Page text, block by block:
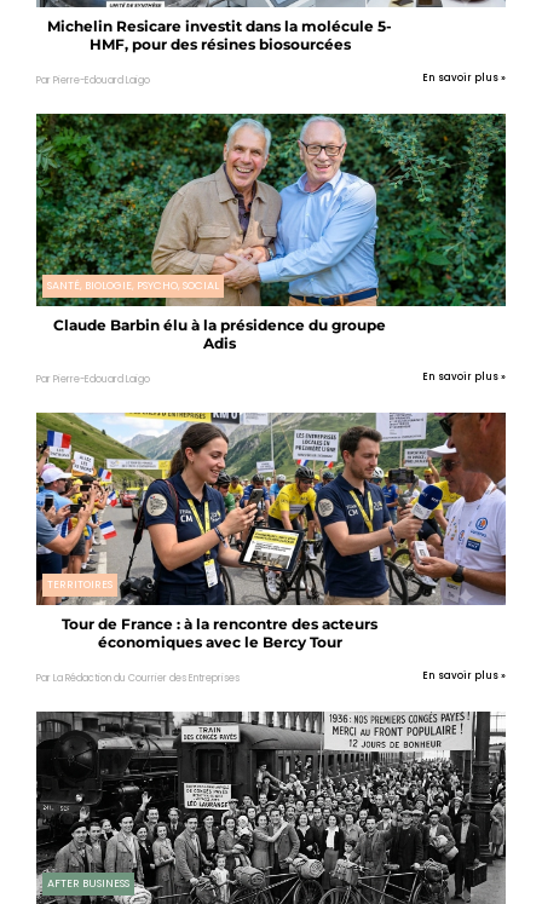
Michelin Resicare investit dans la molécule 5-
HMF, pour des résines biosourcées
Par Pierre-Edouard Laigo En savoir plus »
SANTÉ, BIOLOGIE, PSYCHO, SOCIAL
Claude Barbin élu à la présidence du groupe
Adis
Par Pierre-Edouard Laigo En savoir plus »
TERRITOIRES
Tour de France : à la rencontre des acteurs
économiques avec le Bercy Tour
Par La Rédaction du Courrier des Entreprises En savoir plus »
AFTER BUSINESS